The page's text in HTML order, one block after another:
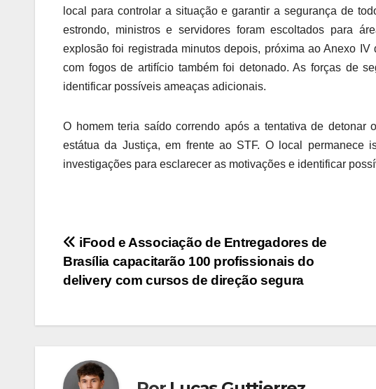
local para controlar a situação e garantir a segurança de
estrondo, ministros e servidores foram escoltados para
explosão foi registrada minutos depois, próxima ao Anexo
com fogos de artifício também foi detonado. As forças de
identificar possíveis ameaças adicionais.
O homem teria saído correndo após a tentativa de detonar
estátua da Justiça, em frente ao STF. O local
investigações para esclarecer as motivações e identificar
Navegação
de
iFood e Associação de Entregadores de
Brasília capacitarão 100 profissionais do
delivery com cursos de direção segura